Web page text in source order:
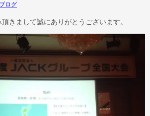
ログ
きまして誠にありがとうございます。